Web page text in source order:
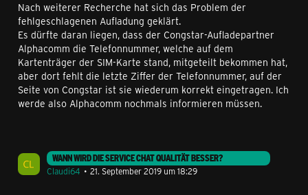
Nach weiterer Recherche hat sich das Problem der
fehlgeschlagenen Aufladung geklärt.
Es dürfte daran liegen, dass der Congstar-Aufladepartner
Alphacomm die Telefonnummer, welche auf dem
Kartenträger der SIM-Karte stand, mitgeteilt bekommen hat,
aber dort fehlt die letzte Ziffer der Telefonnummer, auf der
Seite von Congstar ist sie wiederum korrekt eingetragen. Ich
werde also Alphacomm nochmals informieren müssen.
WANN WIRD DIE SERVICE CHAT QUALITÄT BESSER?
Claudi64
21. September 2019 um 18:29